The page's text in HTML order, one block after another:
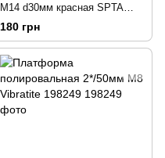
М14 d30мм красная SPTA
196900
180 грн